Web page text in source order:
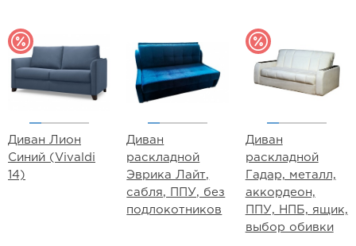
Диван Лион
Синий (Vivaldi
14)
Диван
раскладной
Эврика Лайт,
сабля, ППУ, без
подлокотников
Диван
раскладной
Гадар, металл,
аккордеон,
ППУ, НПБ, ящик,
выбор обивки